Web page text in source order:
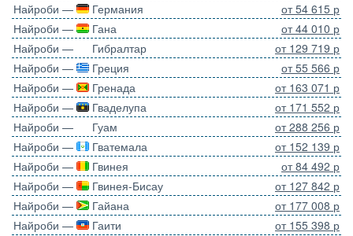
Найроби —
Германия
от 54 615 р
Найроби —
Гана
от 44 010 р
Найроби —
Гибралтар
от 129 719 р
Найроби —
Греция
от 55 566 р
Найроби —
Гренада
от 163 071 р
Найроби —
Гваделупа
от 171 552 р
Найроби —
Гуам
от 288 256 р
Найроби —
Гватемала
от 152 139 р
Найроби —
Гвинея
от 84 492 р
Найроби —
Гвинея-Бисау
от 127 842 р
Найроби —
Гайана
от 177 008 р
Найроби —
Гаити
от 155 398 р